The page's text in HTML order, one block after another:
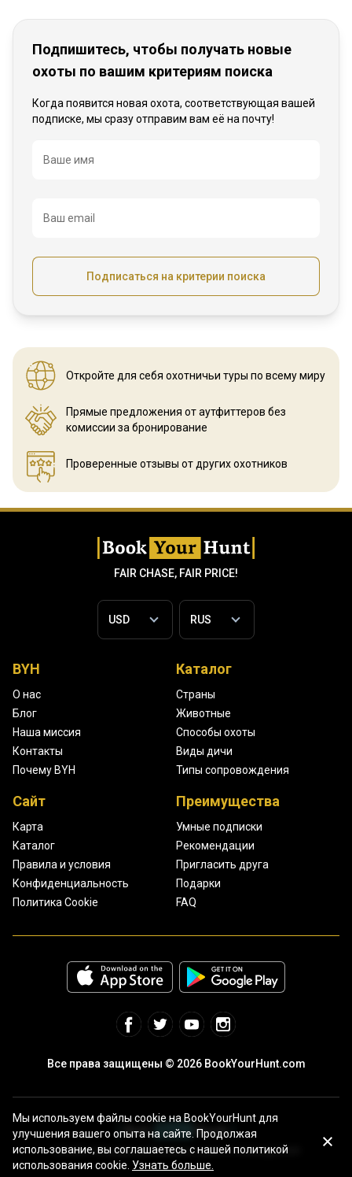
Подпишитесь, чтобы получать новые
охоты по вашим критериям поиска
Когда появится новая охота, соответствующая вашей
подписке, мы сразу отправим вам её на почту!
Название
Ваше имя
Ваш email
Подписаться на критерии поиска
Откройте для себя охотничьи туры по всему миру
Прямые предложения от аутфиттеров без
комиссии за бронирование
Проверенные отзывы от других охотников
FAIR CHASE, FAIR PRICE!
BYH
О нас
Блог
Наша миссия
Контакты
Почему BYH
Каталог
Страны
Животные
Способы охоты
Виды дичи
Типы сопровождения
Сайт
Карта
Каталог
Правила и условия
Конфиденциальность
Политика Cookie
Преимущества
Умные подписки
Рекомендации
Пригласить друга
Подарки
FAQ
Все права защищены © 2026 BookYourHunt.com
Онлайн площадка рыболовных туров от команды BYH!
Мы используем файлы cookie на BookYourHunt для
улучшения вашего опыта на сайте. Продолжая
использование, вы соглашаетесь с нашей политикой
использования cookie. Узнать больше.